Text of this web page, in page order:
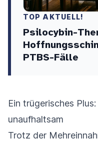
TOP AKTUELL!
Psilocybin-
PTBS-Fälle
Ein trügerisches
unaufhaltsam
Trotz der